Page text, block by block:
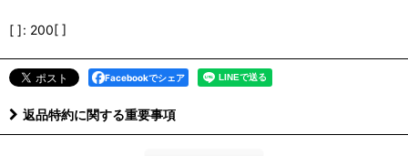
[ ]: 200[ ]
Facebookでシェア
返品特約に関する重要事項